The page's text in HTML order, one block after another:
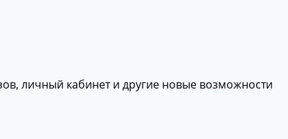
личный кабинет и другие новые возможности